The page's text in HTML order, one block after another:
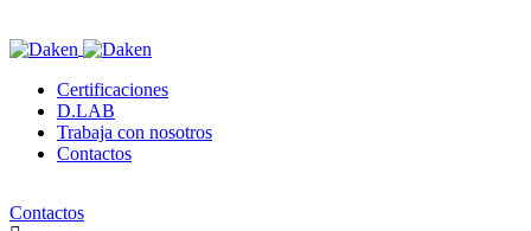
Certificaciones
D.LAB
Trabaja con nosotros
Contactos
Contactos